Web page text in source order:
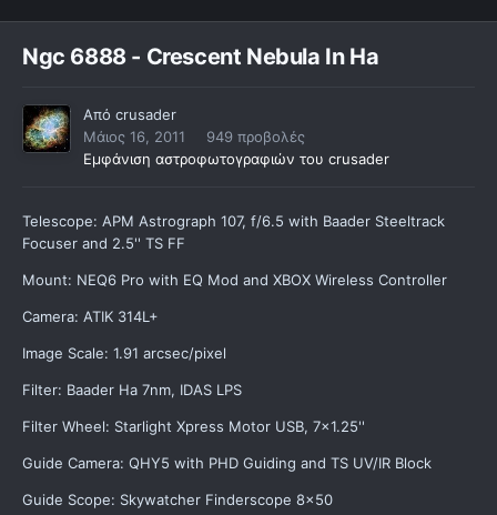
Ngc 6888 - Crescent Nebula In Ha
Από crusader
Μάιος 16, 2011
949 προβολές
Εμφάνιση αστροφωτογραφιών του crusader
Telescope: APM Astrograph 107, f/6.5 with Baader Steeltrack
Focuser and 2.5'' TS FF
Mount: NEQ6 Pro with EQ Mod and XBOX Wireless Controller
Camera: ATIK 314L+
Image Scale: 1.91 arcsec/pixel
Filter: Baader Ha 7nm, IDAS LPS
Filter Wheel: Starlight Xpress Motor USB, 7x1.25''
Guide Camera: QHY5 with PHD Guiding and TS UV/IR Block
Guide Scope: Skywatcher Finderscope 8x50